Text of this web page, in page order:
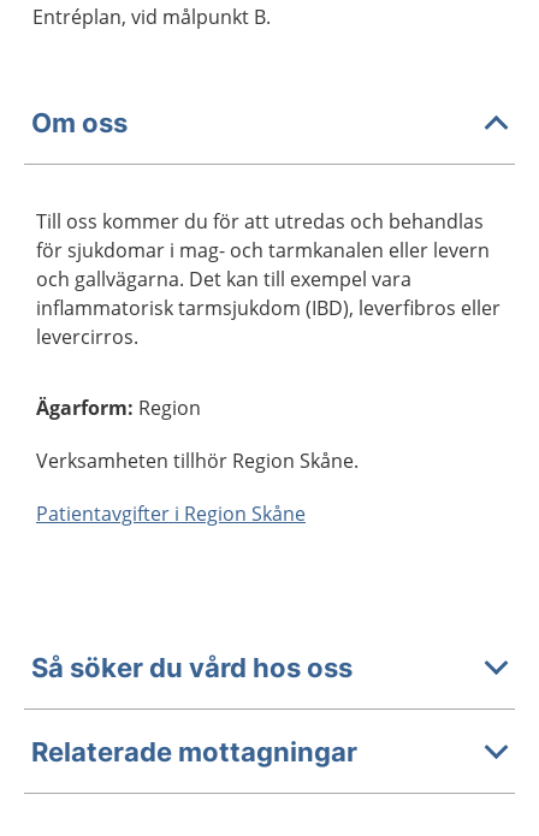
Entréplan, vid målpunkt B.
Om oss
Till oss kommer du för att utredas och behandlas
för sjukdomar i mag- och tarmkanalen eller levern
och gallvägarna. Det kan till exempel vara
inflammatorisk tarmsjukdom (IBD), leverfibros eller
levercirros.
Ägarform: Region
Verksamheten tillhör Region Skåne.
Patientavgifter i Region Skåne
Så söker du vård hos oss
Relaterade mottagningar